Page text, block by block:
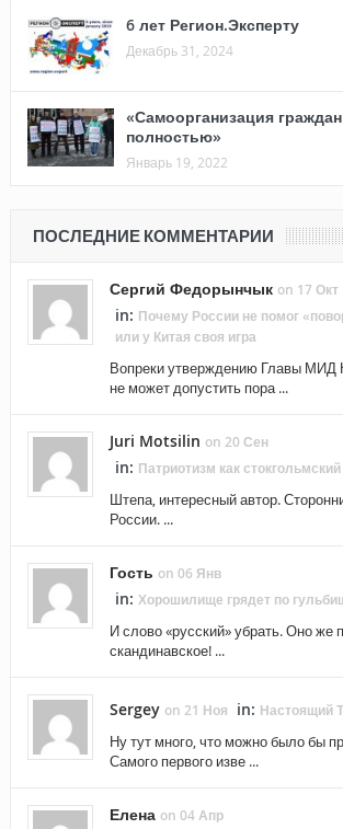
6 лет Регион.Эксперту
Декабрь 31, 2024
«Самоорганизация
полностью»
Январь 19, 2022
ПОСЛЕДНИЕ КОММЕНТАРИИ
Сергий Федорынчык on 17 Окт
in: Почему России не помог
или у Китая своя игра
Вопреки утверждению Главы МИД
не может допустить пора ...
Juri Motsilin on 20 Сен
in: Патриотизм как
Штепа, интересный автор.
России. ...
Гость on 06 Янв
in: Хорошилище грядет по
И слово «русский» убрать. Оно же
скандинавское! ...
Sergey on 21 Ноя in: Настоящий
Ну тут много, что можно было бы
Самого первого изве ...
Елена on 04 Апр